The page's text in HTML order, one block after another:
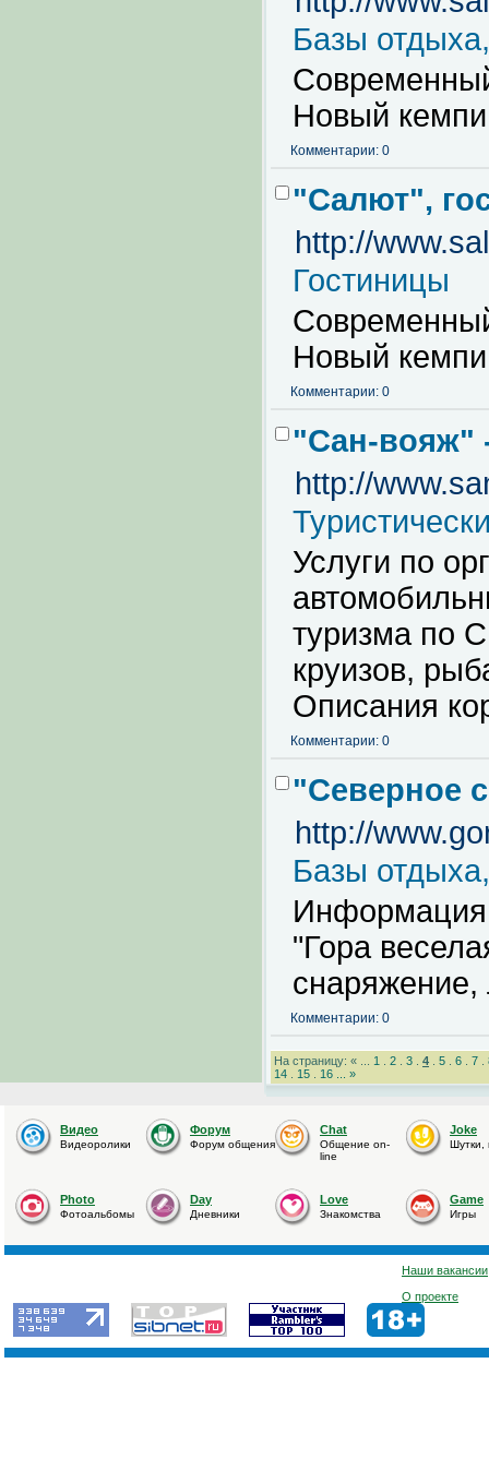
Базы
Новый
Комментарии: 0
"Салют",
http://
Гостиницы
Новый
Комментарии: 0
"Сан-вояж"
http://
Услуги по
туризма по
круизов,
Описания
Комментарии: 0
"Северное
http://
Базы
Информация
"Гора
Комментарии: 0
На страницу: « ... 1 2 3 4 5 6 7
14
15 16 »
Видео
Видеоролики
Форум
Форум общения
Chat
Общение on-
line
Joke
Шутки,
Photo
Фотоальбомы
Day
Дневники
Love
Знакомства
Game
Игры
Наши вакансии
О проекте